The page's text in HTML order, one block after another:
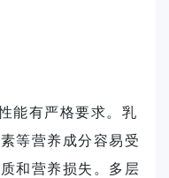
能有严格要求。乳
等营养成分容易受
和营养损失。多层